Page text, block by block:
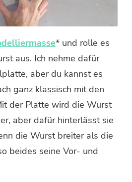
* und rolle es
aus. Ich nehme dafür
aber du kannst es
ganz klassisch mit den
der Platte wird die Wurst
aber dafür hinterlässt sie
die Wurst breiter als die
beides seine Vor- und